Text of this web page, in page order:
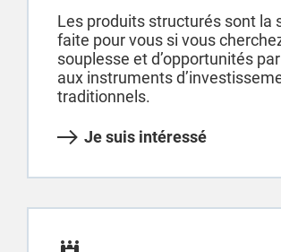
Les produits structurés sont la
faite pour vous si vous
souplesse et d’opportunités
aux instruments
traditionnels.
Je suis intéressé